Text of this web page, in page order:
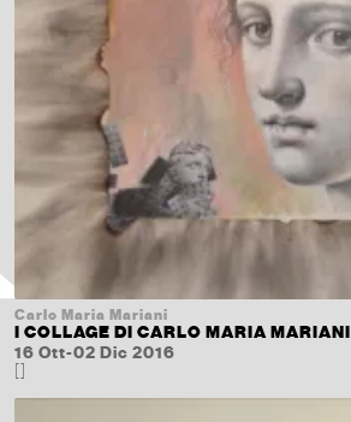
Carlo Maria Mariani
I COLLAGE DI CARLO MARIA MARIANI
16 Ott-02 Dic 2016
[]